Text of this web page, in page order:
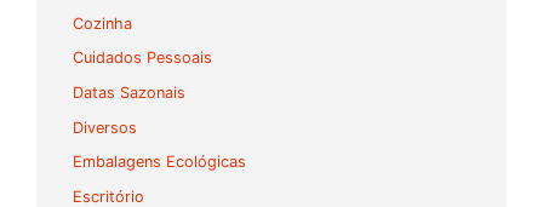
Cozinha
Cuidados Pessoais
Datas Sazonais
Diversos
Embalagens Ecológicas
Escritório